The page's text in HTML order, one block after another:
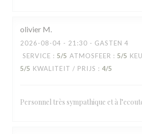
olivier M
2026-08-04 - 21:30 - GASTEN 4
SERVICE : 5/5 ATMOSFEER : 5/5
5/5 KWALITEIT / PRIJS : 4/5
Personnel très sympathique et à